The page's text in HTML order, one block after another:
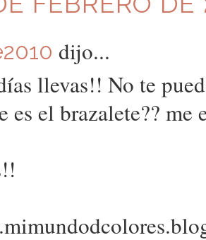
dijo...
llevas!! No te
es el brazalete?? me